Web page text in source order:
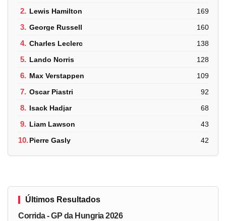
2. Lewis Hamilton 169
3. George Russell 160
4. Charles Leclerc 138
5. Lando Norris 128
6. Max Verstappen 109
7. Oscar Piastri 92
8. Isack Hadjar 68
9. Liam Lawson 43
10.Pierre Gasly 42
Últimos Resultados
Corrida - GP da Hungria 2026